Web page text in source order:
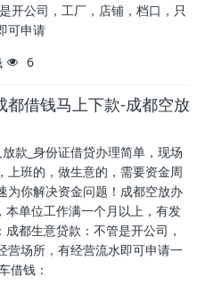
开公司，工厂，店铺，档口，只
可申请
6
都借钱马上下款-成都空放
款_身份证借贷办理简单，现场
上班的，做生意的，需要资金周
为你解决资金问题！成都空放办
单位工作满一个月以上，有发
都生意贷款：不管是开公司，
营场所，有经营流水即可申请一
借钱：